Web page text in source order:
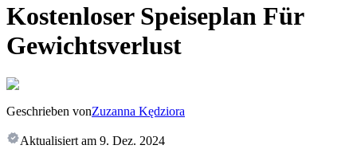
Kostenloser Speiseplan Für
Gewichtsverlust
Geschrieben vonZuzanna Kędziora
Aktualisiert am 9. Dez. 2024